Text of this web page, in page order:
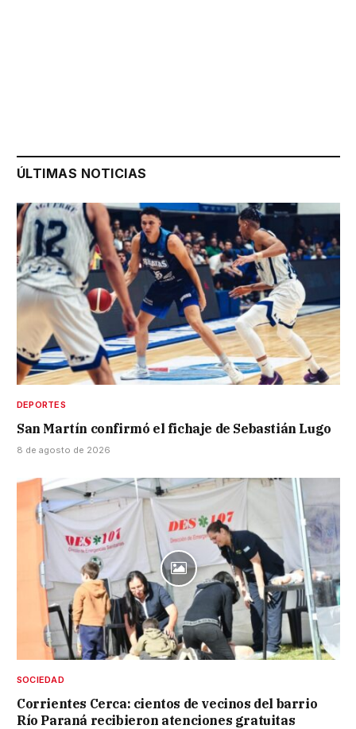
ÚLTIMAS NOTICIAS
DEPORTES
San Martín confirmó el fichaje de Sebastián Lugo
8 de agosto de 2026
SOCIEDAD
Corrientes Cerca: cientos de vecinos del barrio
Río Paraná recibieron atenciones gratuitas